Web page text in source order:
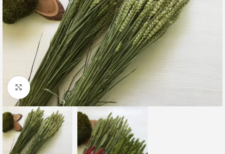
Клацніть, щоб збільшити